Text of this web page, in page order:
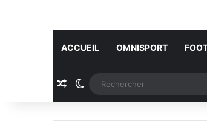
ACCUEIL OMNISPORT
Article Aléatoire
Switch skin